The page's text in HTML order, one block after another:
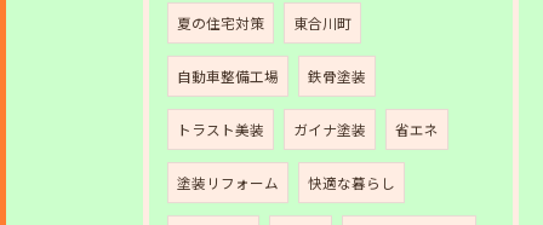
夏の住宅対策 東合川町
自動車整備工場 鉄骨塗装
トラスト美装 ガイナ塗装 省エネ
塗装リフォーム 快適な暮らし